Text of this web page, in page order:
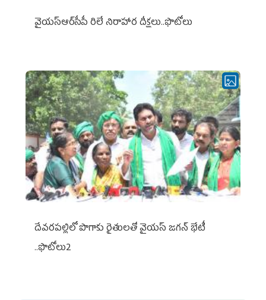
వైయ‌స్ఆర్‌సీపీ రిలే నిరాహార దీక్షలు..ఫొటోలు
దేవరపల్లిలో పొగాకు రైతులతో వైయస్ జగన్ భేటీ
..ఫొటోలు2